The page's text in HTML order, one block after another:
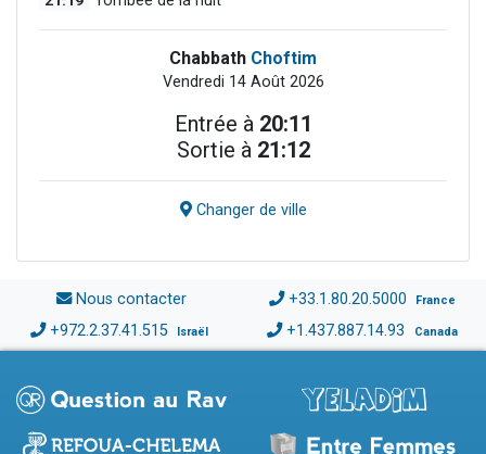
Chabbath Choftim
Vendredi 14 Août 2026
Entrée à 20:11
Sortie à 21:12
Changer de ville
Nous contacter +33.1.80.20.5000 France
+972.2.37.41.515 Israël +1.437.887.14.93 Canada